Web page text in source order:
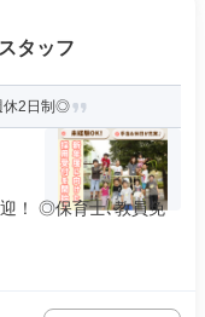
タッフ
休2日制◎
！ ◎保育士､教員免